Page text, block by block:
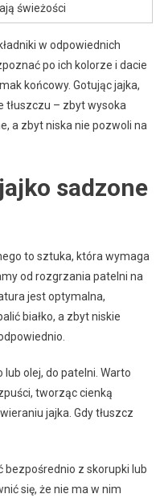
świeżości
w odpowiednich
po ich kolorze i dacie
końcowy. Gotując jajka,
– zbyt wysoka
a zbyt niska nie pozwoli na
sadzone
to sztuka, która wymaga
od rozgrzania patelni na
jest optymalna,
białko, a zbyt niskie
lub olej, do patelni. Warto
tworząc cienką
jajka. Gdy tłuszcz
bezpośrednio z skorupki lub
się, że nie ma w nim